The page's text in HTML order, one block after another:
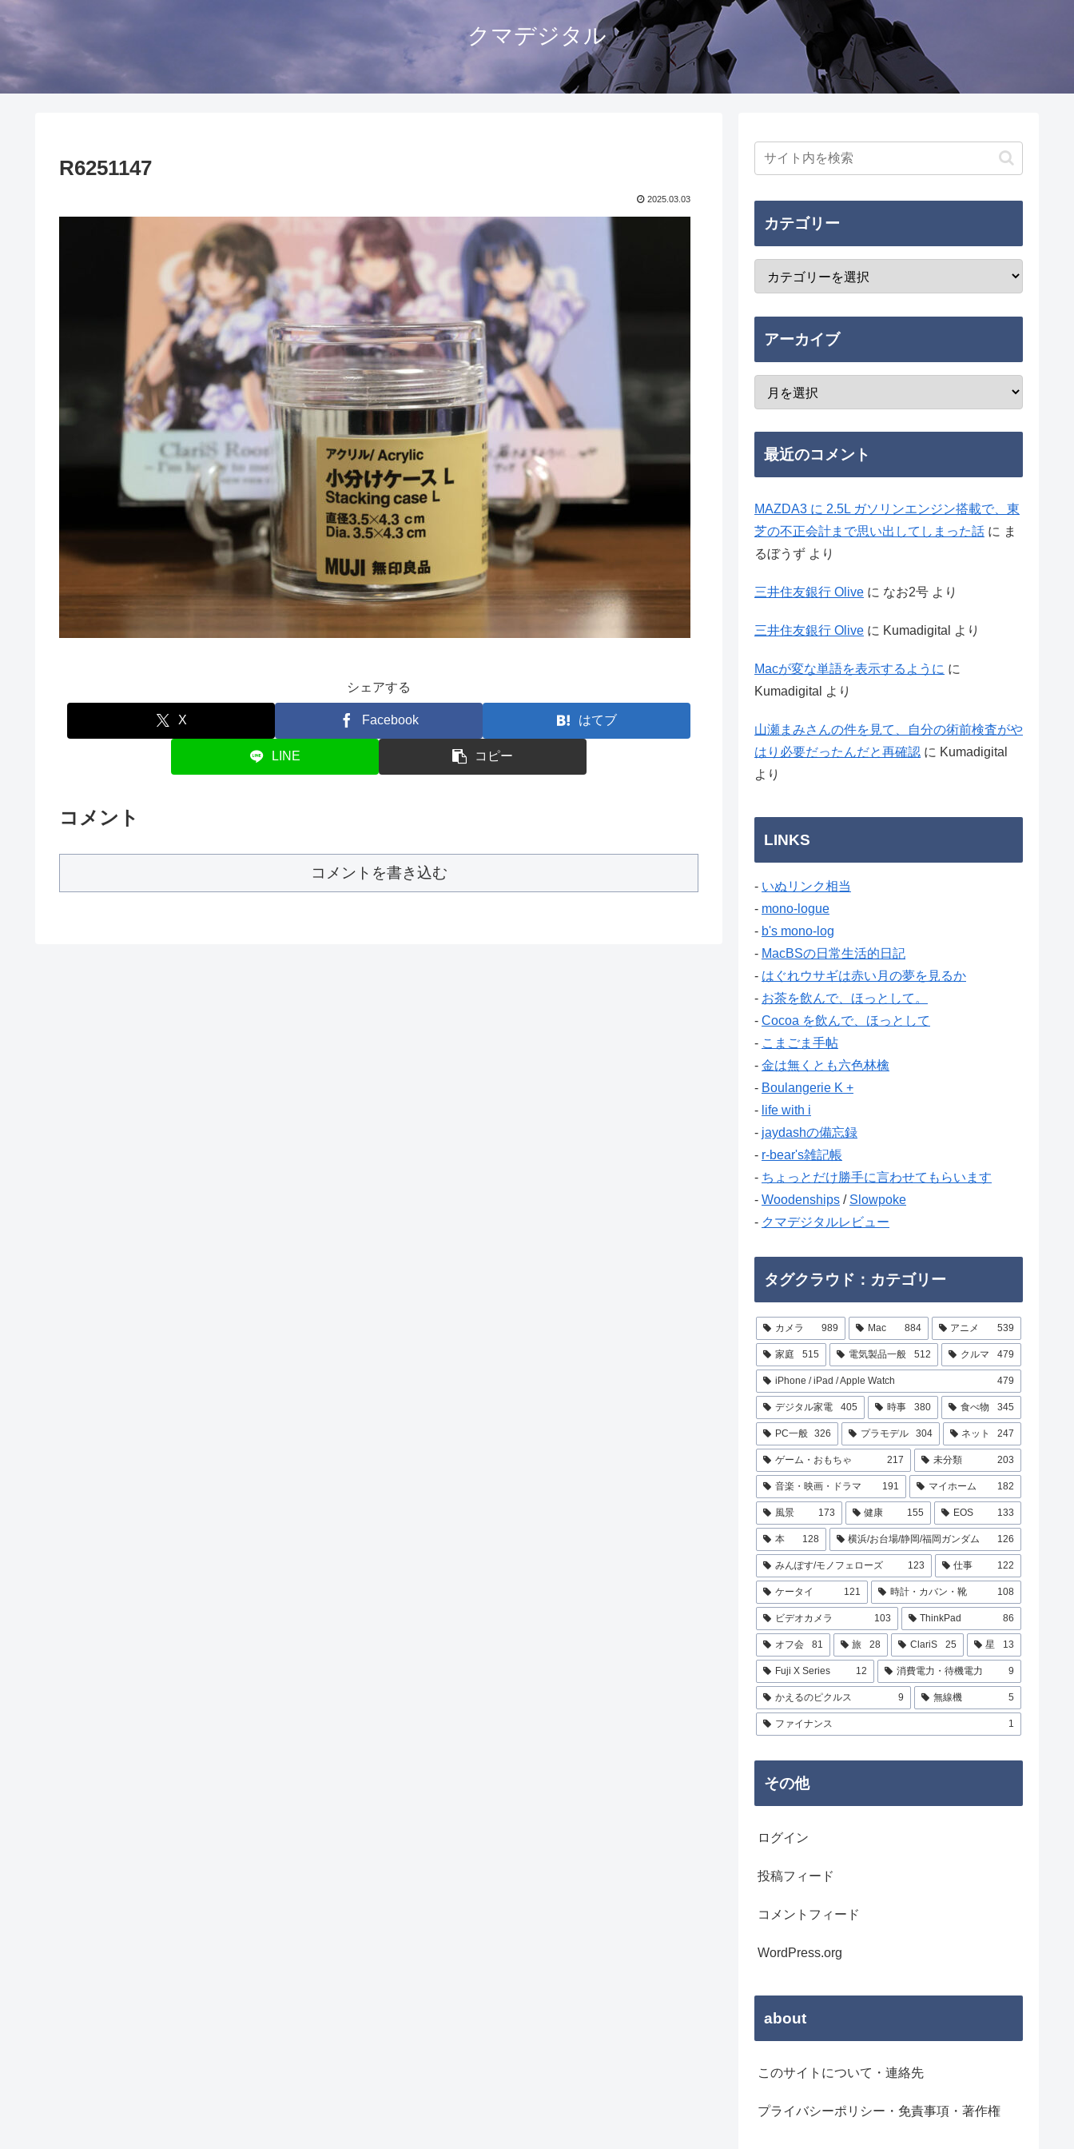
クマデジタル
R6251147
2025.03.03
シェアする
X Facebook はてブ
LINE コピー
コメント
コメントを書き込む
カテゴリー
アーカイブ
最近のコメント
MAZDA3 に 2.5L ガソリンエンジン搭載で、東
芝の不正会計まで思い出してしまった話 に ま
るぼうず より
三井住友銀行 Olive に なお2号 より
三井住友銀行 Olive に Kumadigital より
Macが変な単語を表示するように に
Kumadigital
より
山瀬まみさんの件を見て、自分の術前検査がや
はり必要だったんだと再確認 に Kumadigital
より
LINKS
- いぬリンク相当
- mono-logue
- b's mono-log
- MacBSの日常生活的日記
- はぐれウサギは赤い月の夢を見るか
- お茶を飲んで、ほっとして。
- Cocoa を飲んで、ほっとして
- こまごま手帖
- 金は無くとも六色林檎
- Boulangerie K +
- life with i
- jaydashの備忘録
- r-bear's雑記帳
- ちょっとだけ勝手に言わせてもらいます
- Woodenships / Slowpoke
- クマデジタルレビュー
タグクラウド：カテゴリー
カメラ 989 Mac 884 アニメ 539
家庭 515 電気製品一般 512 クルマ 479
iPhone / iPad / Apple Watch 479
デジタル家電 405 時事 380 食べ物 345
PC一般 326 プラモデル 304 ネット 247
ゲーム・おもちゃ 217 未分類 203
音楽・映画・ドラマ 191 マイホーム 182
風景 173 健康 155 EOS 133
本 128 横浜/お台場/静岡/福岡ガンダム 126
みんぽす/モノフェローズ 123 仕事 122
ケータイ 121 時計・カバン・靴 108
ビデオカメラ 103 ThinkPad 86
オフ会 81 旅 28 ClariS 25 星 13
Fuji X Series 12 消費電力・待機電力 9
かえるのピクルス 9 無線機 5
ファイナンス 1
その他
ログイン
投稿フィード
コメントフィード
WordPress.org
about
このサイトについて・連絡先
プライバシーポリシー・免責事項・著作権